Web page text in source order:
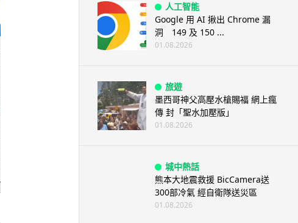
人工智能
Google 用 AI 揪出 Chrome 漏
洞 149 及 150 ...
01.08.2026
旅遊
墨西哥神父高壓水槍賜福 網上瘋
傳 封「聖水加壓版」
01.08.2026
城中熱話
熊本大地震救援 BicCamera送
300部冷氣 經自衛隊送災區
01.08.2026